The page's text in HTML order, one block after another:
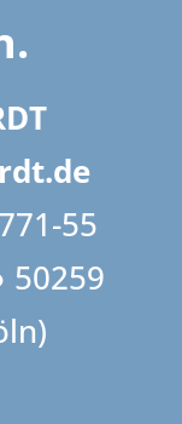
55
50259